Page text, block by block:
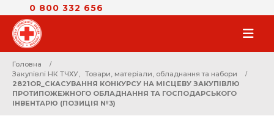
0 800 332 656
Головна
Закупівлі НК ТЧХУ, Товари, матеріали, обладнання та набори
2821OR_СКАСУВАННЯ КОНКУРСУ НА МІСЦЕВУ ЗАКУПІВЛЮ
ПРОТИПОЖЕЖНОГО ОБЛАДНАННЯ ТА ГОСПОДАРСЬКОГО
ІНВЕНТАРЮ (ПОЗИЦІЯ №3)